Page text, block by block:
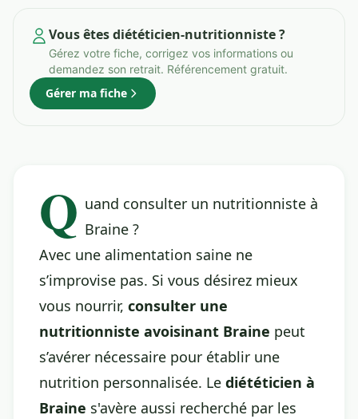
Vous êtes diététicien-nutritionniste ?
Gérez votre fiche, corrigez vos informations ou
demandez son retrait. Référencement gratuit.
Gérer ma fiche
Q uand consulter un nutritionniste à
Braine ?
Avec une alimentation saine ne
s’improvise pas. Si vous désirez mieux
vous nourrir, consulter une
nutritionniste avoisinant Braine peut
s’avérer nécessaire pour établir une
nutrition personnalisée. Le diététicien à
Braine s'avère aussi recherché par les